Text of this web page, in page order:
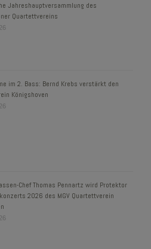
Jahreshauptversammlung des
Quartettvereins
im 2. Bass: Bernd Krebs verstärkt den
Königshoven
Chef Thomas Pennartz wird Protektor
2026 des MGV Quartettverein